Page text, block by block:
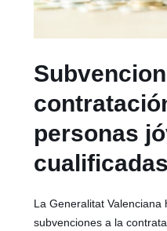
personas
cualificadas
La Generalitat
subvenciones a la